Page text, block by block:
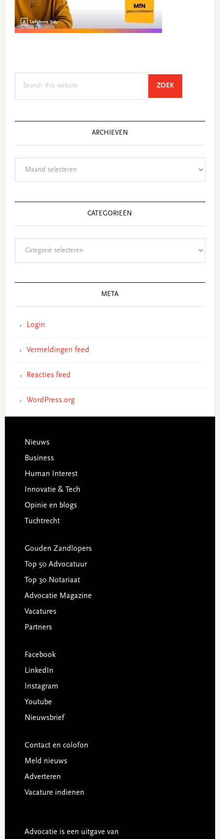
ZOEKSEARCH
ARCHIEVEN
CATEGORIEËN
META
Login
Vermeldingen feed
Reacties feed
WordPress.org
Footer
Nieuws
Business
Human Interest
Innovatie & Tech
Opinie en blogs
Tuchtrecht
Gouden Zandlopers
Top 50 Advocatuur
Top 30 Notariaat
Advocatie Magazine
Vacatures
Partners
Facebook
LinkedIn
Instagram
Youtube
Nieuwsbrief
Contact en colofon
Meld nieuws
Adverteren
Vacature indienen
Advocatie is een uitgave van